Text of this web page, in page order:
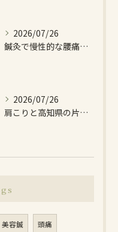
2026/07/26
鍼灸で慢性的な腰痛を高知県で改善したい方へ保険適用や費用目安を徹底解説
2026/07/26
肩こりと高知県の片頭痛緊張型頭痛を見極めるセルフケアガイド
美容鍼 頭痛